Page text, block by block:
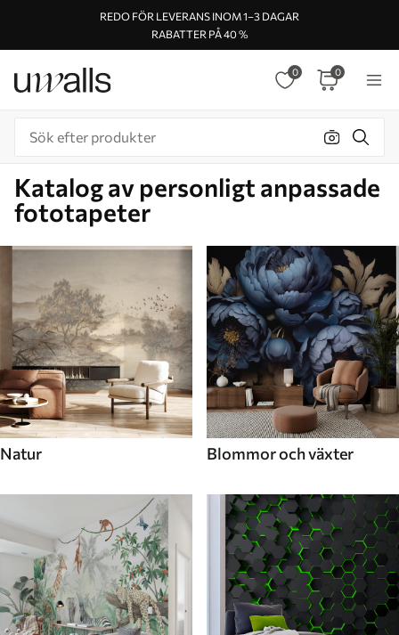
REDO FÖR LEVERANS INOM 1–3 DAGAR
RABATTER PÅ 40 %
0 0
Katalog av personligt anpassade
fototapeter
Natur Blommor och växter